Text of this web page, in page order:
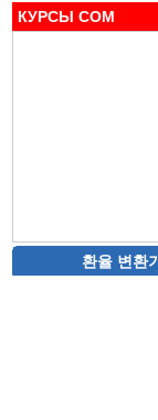
КУРСЫ COM
환율 변환기